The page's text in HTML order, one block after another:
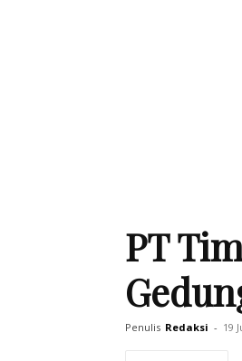
PT
Penulis Redaksi - 19